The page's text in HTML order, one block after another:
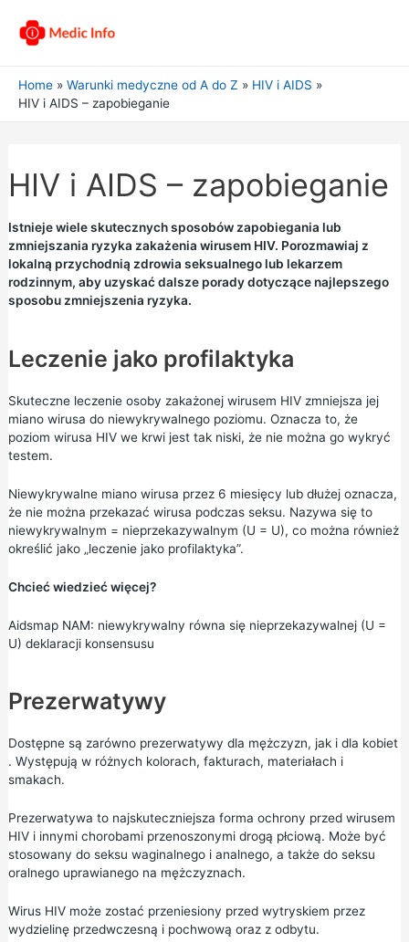
Home Warunki medyczne od A do Z
HIV i AIDS
HIV i AIDS – zapobieganie
HIV i AIDS – zapobieganie
Istnieje wiele skutecznych sposobów zapobiegania lub
zmniejszania ryzyka zakażenia wirusem HIV. Porozmawiaj z
lokalną przychodnią zdrowia seksualnego lub lekarzem
rodzinnym, aby uzyskać dalsze porady dotyczące najlepszego
sposobu zmniejszenia ryzyka.
Leczenie jako profilaktyka
Skuteczne leczenie osoby zakażonej wirusem HIV zmniejsza jej
miano wirusa do niewykrywalnego poziomu. Oznacza to, że
poziom wirusa HIV we krwi jest tak niski, że nie można go wykryć
testem.
Niewykrywalne miano wirusa przez 6 miesięcy lub dłużej oznacza,
że nie można przekazać wirusa podczas seksu. Nazywa się to
niewykrywalnym = nieprzekazywalnym (U = U), co można również
określić jako „leczenie jako profilaktyka”.
Chcieć wiedzieć więcej?
Aidsmap NAM: niewykrywalny równa się nieprzekazywalnej (U =
U) deklaracji konsensusu
Prezerwatywy
Dostępne są zarówno prezerwatywy dla mężczyzn, jak i dla kobiet
. Występują w różnych kolorach, fakturach, materiałach i
smakach.
Prezerwatywa to najskuteczniejsza forma ochrony przed wirusem
HIV i innymi chorobami przenoszonymi drogą płciową. Może być
stosowany do seksu waginalnego i analnego, a także do seksu
oralnego uprawianego na mężczyznach.
Wirus HIV może zostać przeniesiony przed wytryskiem przez
wydzielinę przedwczesną i pochwową oraz z odbytu.